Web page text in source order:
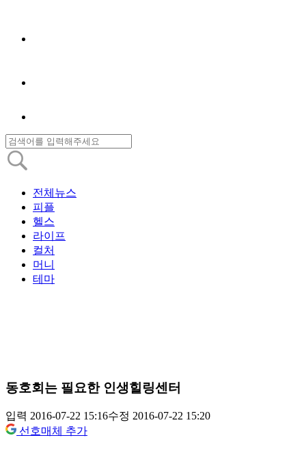
전체뉴스
피플
헬스
라이프
컬처
머니
테마
동호회는 필요한 인생힐링센터
입력 2016-07-22 15:16수정 2016-07-22 15:20
선호매체 추가